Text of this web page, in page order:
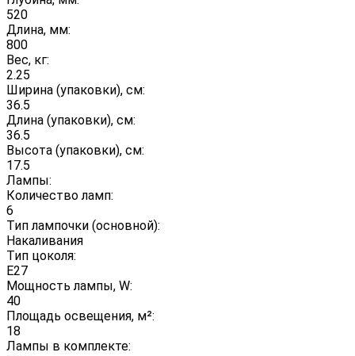
520
Длина, мм:
800
Вес, кг:
2.25
Ширина (упаковки), см:
36.5
Длина (упаковки), см:
36.5
Высота (упаковки), см:
17.5
Лампы:
Количество ламп:
6
Тип лампочки (основной):
Накаливания
Тип цоколя:
E27
Мощность лампы, W:
40
Площадь освещения, м²:
18
Лампы в комплекте: